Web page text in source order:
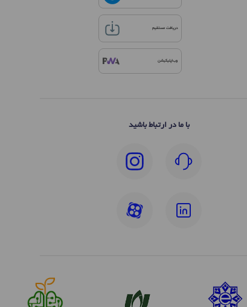
دریافت مستقیم
وب‌اپلیکیشن
با ما در ارتباط باشید